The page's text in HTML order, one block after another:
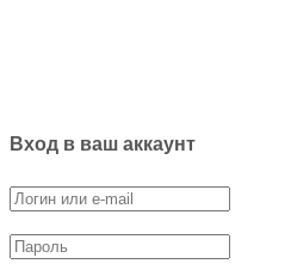
Вход в ваш аккаунт